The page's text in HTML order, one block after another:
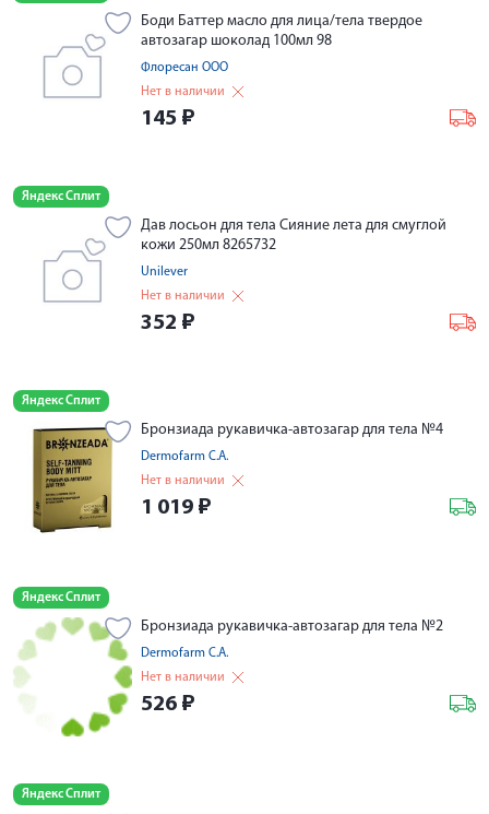
Боди Баттер масло для лица/тела твердое
автозагар шоколад 100мл 98
Флоресан ООО
Нет в наличии
145 ₽
Яндекс Сплит
Дав лосьон для тела Сияние лета для смуглой
кожи 250мл 8265732
Unilever
Нет в наличии
352 ₽
Яндекс Сплит
Бронзиада рукавичка-автозагар для тела №4
Dermofarm С.A.
Нет в наличии
1 019 ₽
Яндекс Сплит
Бронзиада рукавичка-автозагар для тела №2
Dermofarm С.A.
Нет в наличии
526 ₽
Яндекс Сплит